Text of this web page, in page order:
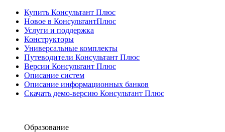
Купить Консультант Плюс
Новое в КонсультантПлюс
Услуги и поддержка
Конструкторы
Универсальные комплекты
Путеводители Консультант Плюс
Версии Консультант Плюс
Описание систем
Описание информационных банков
Скачать демо-версию Консультант Плюс
Образование